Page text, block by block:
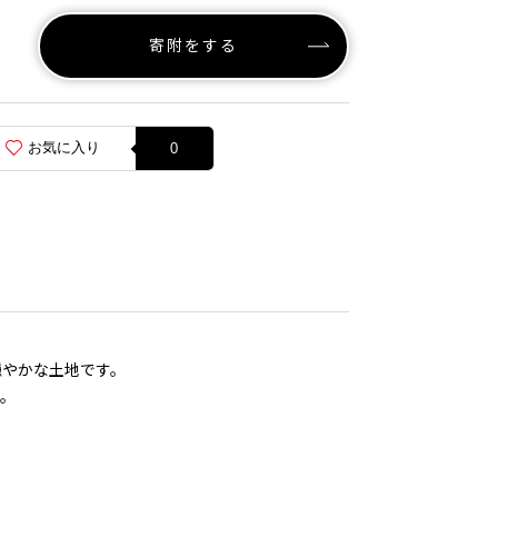
寄附をする
お気に入り 0
かな土地です。